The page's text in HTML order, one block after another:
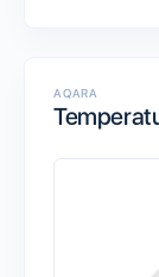
AQARA